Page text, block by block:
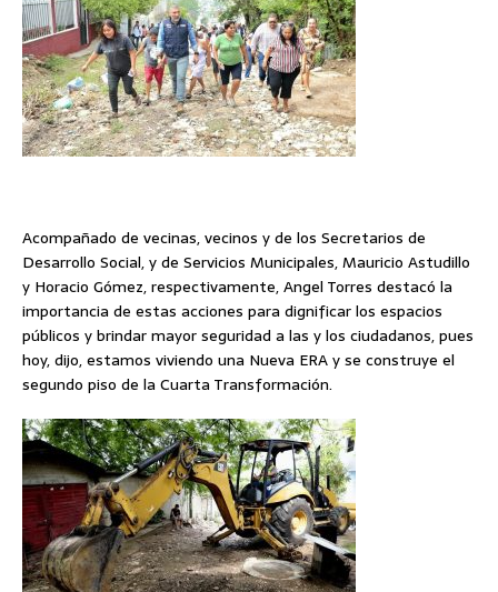
Acompañado de vecinas, vecinos y de los Secretarios de
Desarrollo Social, y de Servicios Municipales, Mauricio Astudillo
y Horacio Gómez, respectivamente, Angel Torres destacó la
importancia de estas acciones para dignificar los espacios
públicos y brindar mayor seguridad a las y los ciudadanos, pues
hoy, dijo, estamos viviendo una Nueva ERA y se construye el
segundo piso de la Cuarta Transformación.